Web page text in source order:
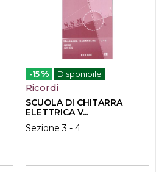
-15 % Disponibile
Ricordi
SCUOLA DI CHITARRA
ELETTRICA V...
Sezione 3 - 4